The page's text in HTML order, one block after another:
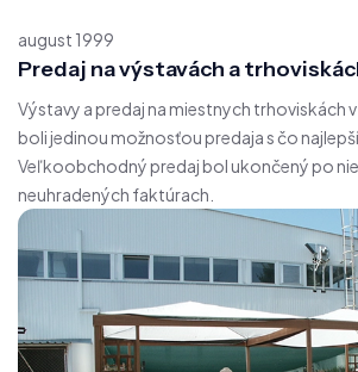
august 1999
Predaj na výstavách a
Výstavy a predaj na miestnych trhoviskách
boli jedinou možnosťou predaja s čo
Veľkoobchodný predaj bol ukončený po
neuhradených faktúrach.